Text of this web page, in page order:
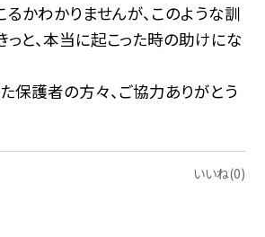
かわかりませんが、このような訓
っと、本当に起こった時の助けにな
保護者の方々、ご協力ありがとう
いいね(0)